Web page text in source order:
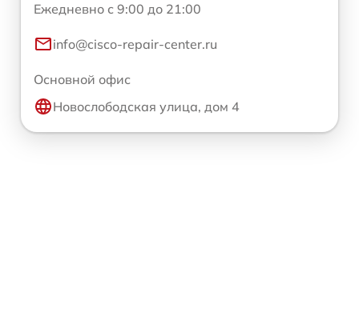
Ежедневно с 9:00 до 21:00
info@cisco-repair-center.ru
Основной офис
Новослободская улица, дом 4